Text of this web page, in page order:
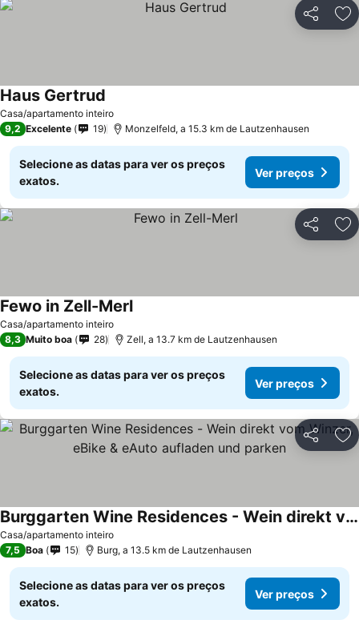
Partilhar
Casa/apartamento inteiro
Haus Gertrud
9,2 Excelente 19 Monzelfeld, a 15.3 km de Lautzenhausen
Selecione as datas para ver os preços
exatos.
Ver preços
Partilhar
Casa/apartamento inteiro
Fewo in Zell-Merl
8,3 Muito boa 28 Zell, a 13.7 km de Lautzenhausen
Selecione as datas para ver os preços
exatos.
Ver preços
Partilhar
Casa/apartamento inteiro
Burggarten Wine Residences - Wein direkt vom Winzer, eBike & eAuto aufladen und parken
7,5 Boa 15 Burg, a 13.5 km de Lautzenhausen
Selecione as datas para ver os preços
exatos.
Ver preços